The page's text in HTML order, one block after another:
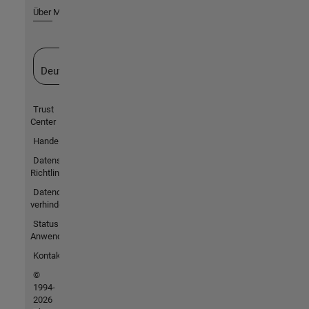
Über MathWorks
Deutschland
Trust
Center
Handelsmarken
Datenschutz-
Richtlinien
Datendiebstahl
verhindern
Status von
Anwendungen
Kontakt
©
1994-
2026